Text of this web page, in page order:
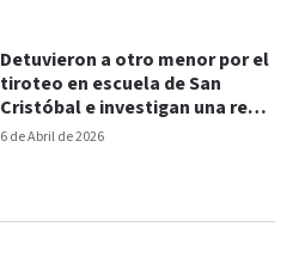
6 de Abril de 2026
Detuvieron a otro menor por el
tiroteo en escuela de San
Cristóbal e investigan una red
internacional